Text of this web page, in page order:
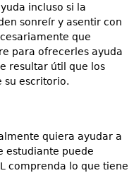
incluso si la
sonreír y asentir con
que
para ofrecerles ayuda
resultar útil que los
su escritorio.
quiera ayudar a
estudiante puede
comprenda lo que tiene